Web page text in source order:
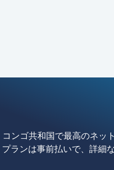
コンゴ共和国で最高のネッ
プランは事前払いで、詳細